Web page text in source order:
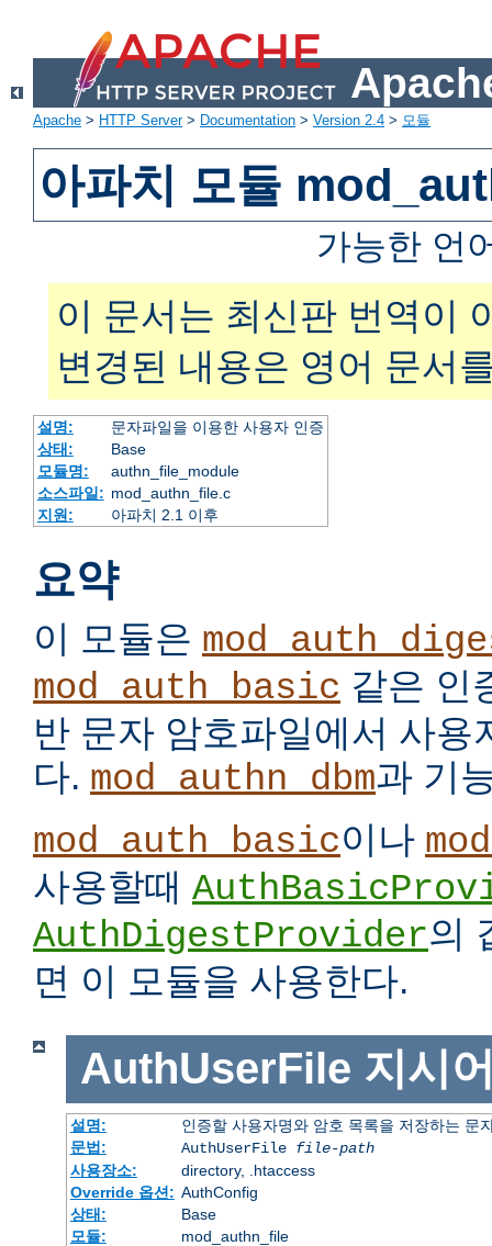
Apache > HTTP Server> Documentation > Version 2.4 > 모듈
아파치 모듈
가능한 언
이 문서는 최신판 번역이
변경된 내용은 영어 문서
설명:
문자파일을 이용한 사용자 인증
상태:
Base
모듈명:
authn_file_module
소스파일: mod_authn_file.c
지원:
아파치 2.1 이후
요약
이 모듈은
mod_auth_basic 같은 인
반 문자 암호파일에서 사용
다. mod_authn_dbm과 기
mod_auth_basic이나
사용할때
AuthDigestProvider의
면 이 모듈을 사용한다.
AuthUserFile 지시
설명:
인증할 사용자명와 암호 목록을 저장하는 문
문법:
AuthUserFile file-path
사용장소:
directory, .htaccess
Override 옵션: AuthConfig
상태:
Base
모듈:
mod_authn_file